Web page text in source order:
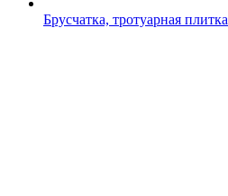
Брусчатка, тротуарная плитка